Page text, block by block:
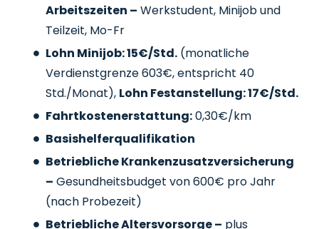
Arbeitszeiten – Werkstudent, Minijob und
Teilzeit, Mo-Fr
Lohn Minijob: 15€/Std. (monatliche
Verdienstgrenze 603€, entspricht 40
Std./Monat), Lohn Festanstellung: 17€/Std.
Fahrtkostenerstattung:0,30€/km
Basishelferqualifikation
Betriebliche Krankenzusatzversicherung
– Gesundheitsbudget von 600€ pro Jahr
(nach Probezeit)
Betriebliche Altersvorsorge – plus